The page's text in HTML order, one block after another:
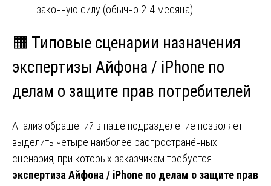
законную силу (обычно 2-4 месяца).
🟧 Типовые сценарии назначения
экспертизы Айфона / iPhone по
делам о защите прав потребителей
Анализ обращений в наше подразделение позволяет
выделить четыре наиболее распространённых
сценария, при которых заказчикам требуется
экспертиза Айфона / iPhone по делам о защите прав